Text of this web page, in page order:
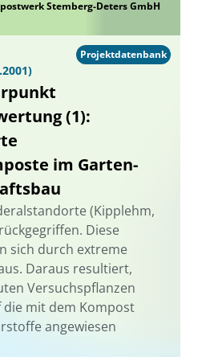
Stemberg-Deters GmbH
(1):
im Garten-
(Kipplehm,
Diese
sich durch extreme
Daraus resultiert,
Versuchspflanzen
mit dem Kompost
angewiesen
Projektdatenbank